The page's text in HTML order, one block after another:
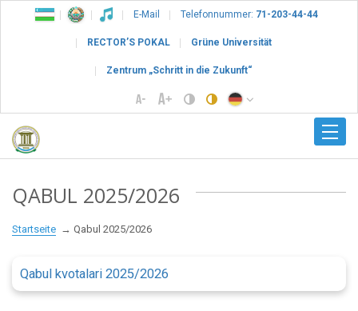
E-Mail Telefonnummer: 71-203-44-44
RECTOR’S POKAL Grüne Universität
Zentrum „Schritt in die Zukunft“
QABUL 2025/2026
Startseite Qabul 2025/2026
Qabul kvotalari 2025/2026